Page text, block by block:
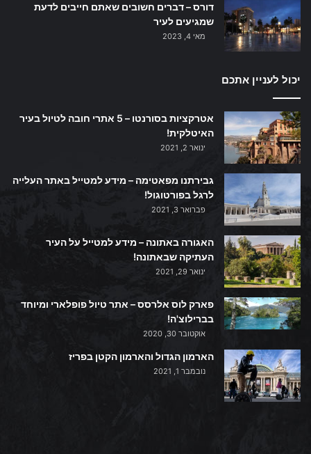
דורס – דברים חשובים שאתם חייבים לדעת
שמגיעים לעיר
מאי 4, 2023
יכול לעניין אתכם
אטרקציות בסורנטו – 5 אתרי חובה לטיול בעיר
האיטלקית!
ינואר 2, 2021
גבירתנו מפאטימה – מידע למטייל באתר העלייה
לרגל בפורטוגול!
פברואר 3, 2021
האגורה באתונה – מידע למטייל על העיר
העתיקה שבאתונה!
ינואר 29, 2021
פארק לוס אלרסס – אתר טיול פופלארי ומיוחד
בברילוצ'ה!
אוקטובר 30, 2020
הארמון הגדול והארמון הקטן בפריז
נובמבר 1, 2021